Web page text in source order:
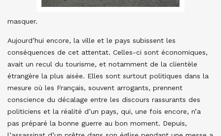
masquer.
Aujourd’hui encore, la ville et le pays subissent les
conséquences de cet attentat. Celles-ci sont économiques,
avait un recul du tourisme, et notamment de la clientèle
étrangère la plus aisée. Elles sont surtout politiques dans la
mesure où les Français, souvent arrogants, prennent
conscience du décalage entre les discours rassurants des
politiciens et la réalité d’un pays, qui, une fois encore, n’a
pas préparé la bonne guerre au bon moment. Depuis,